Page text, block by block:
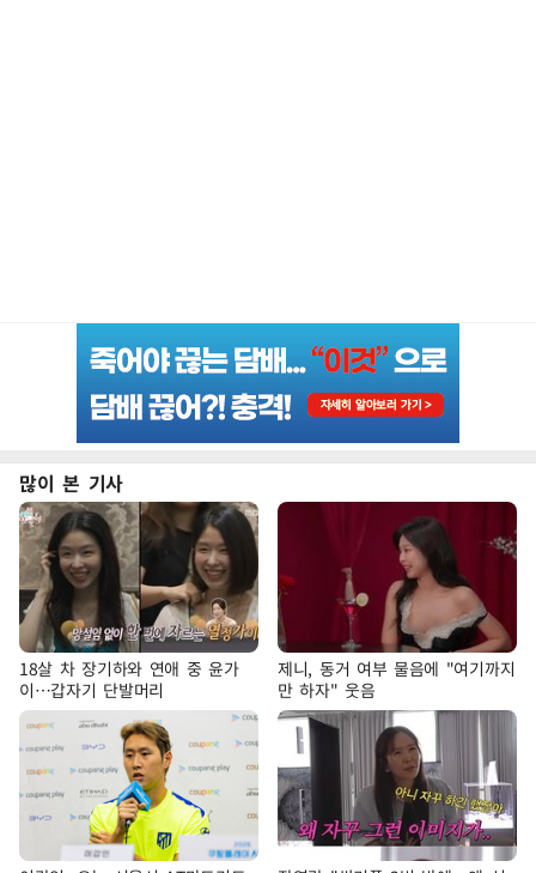
많이 본 기사
18살 차 장기하와 연애 중 윤가
이…갑자기 단발머리
제니, 동거 여부 물음에 "여기까지
만 하자" 웃음